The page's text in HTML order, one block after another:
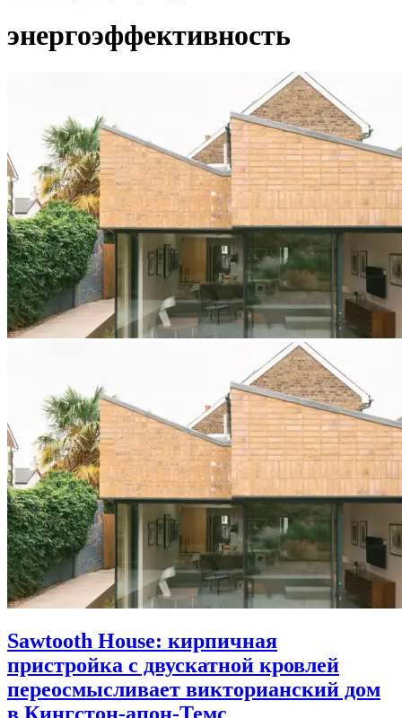
энергоэффективность
Sawtooth House: кирпичная
пристройка с двускатной кровлей
переосмысливает викторианский дом